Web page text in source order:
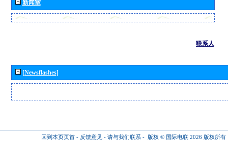
新闻室
联系人
[Newsflashes]
回到本页页首 - 反馈意见 - 请与我们联系 - 版权 © 国际电联 2026 版权所有